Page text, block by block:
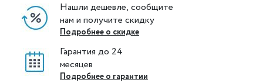
Нашли дешевле, сообщите
нам и получите скидку
Подробнее о скидке
Гарантия до 24
месяцев
Подробнее о гарантии